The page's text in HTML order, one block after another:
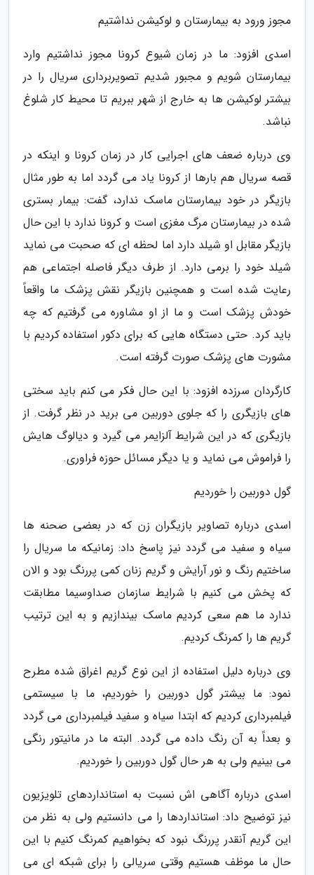
مجوز ورود به بیمارستان و لوکیشن نداشتیم
اسدی افزود: ما در زمان شیوع کرونا مجوز نداشتیم وارد
بیمارستان شویم و مجبور شدیم تصویربرداری سریال را در
بیشتر لوکیشن ها به خارج از شهر ببریم تا محیط کار شلوغ
نباشد.
وی درباره ضعف های اجرایی کار در زمان کرونا و اینکه در
قصه سریال هم بارها از کرونا یاد می گردد اما به طور مثال
بازیگر در خود بیمارستان ماسک ندارد، گفت: بیمار بستری
شده در بیمارستان مرگ مغزی است و کرونا ندارد با این حال
بازیگر مقابل او شیلد دارد اما لحظه ای که صحبت می نماید
شیلد خود را برمی دارد. از طرف دیگر فاصله اجتماعی هم
رعایت شده است و همچنین بازیگر نقش پزشک ما واقعاً
خودش پزشک است و ما از او مشاوره می گرفتیم که چه
باید کرد. حتی دستگاه هایی که برای دکور استفاده کردیم با
مشورت های پزشک صورت گرفته است.
کارگردان سرزده افزود: با این حال فکر می کنم باید سختی
های بازیگری را که جلوی دوربین می برید در نظر گرفت. از
بازیگری که در این شرایط آلزایمر می گیرد و دیالوگ هایش
را فراموش می نماید و یا دیگر مسائل حوزه فراوری.
گول دوربین را خوردیم
اسدی درباره تصاویر بازیگران زن که در بعضی صحنه ها
سیاه و سفید می گردد نیز پاسخ داد: زمانیکه ما سریال را
ساختیم رنگ و نور آرایش و گریم زنان کمی پررنگ بود و الان
که پخش می کنیم با شرایط سازمان صداوسیما مطابقت
ندارد ما هم سعی کردیم ماسک بیندازیم و به این ترتیب
گریم ها را کمرنگ کردیم.
وی درباره دلیل استفاده از این نوع گریم اغراق شده مطرح
نمود: ما بیشتر گول دوربین را خوردیم، ما با سیستمی
فیلمبرداری کردیم که ابتدا سیاه و سفید فیلمبرداری می گردد
و بعداً به آن رنگ داده می گردد. البته ما در مانیتور رنگی
می بینیم ولی به هر حال گول دوربین را خوردیم.
اسدی درباره آگاهی اش نسبت به استانداردهای تلویزیون
نیز توضیح داد: استانداردها را می دانستیم ولی به نظر من
این گریم آنقدر پررنگ نبود که بخواهیم کمرنگ کنیم با این
حال ما موظف هستیم وقتی سریالی را برای شبکه ای می